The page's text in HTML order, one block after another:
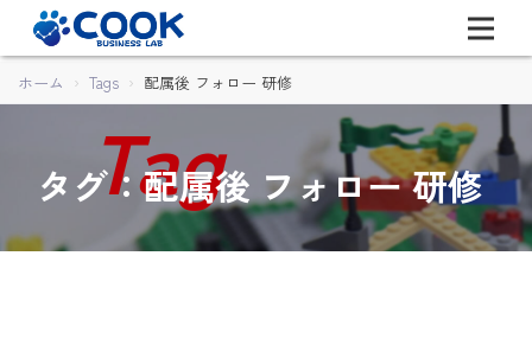
ホーム Tags 配属後 フォロー 研修
タグ：配属後 フォロー 研修